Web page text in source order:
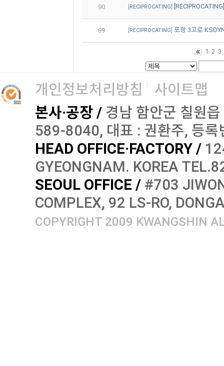
90 [RECIPROCATING]
89 [RECIPROCATING] 포항 3고로
1 2 3
개인정보처리방침
사이트맵
본사·공장 / 경남 함안군 칠원
589-8040, 대표 : 권환주, 등
HEAD OFFICE·FACTORY /
GYEONGNAM. KOREA
SEOUL OFFICE / #703
COMPLEX, 92 LS-RO,
COPYRIGHT 2009 KWANGSHIN